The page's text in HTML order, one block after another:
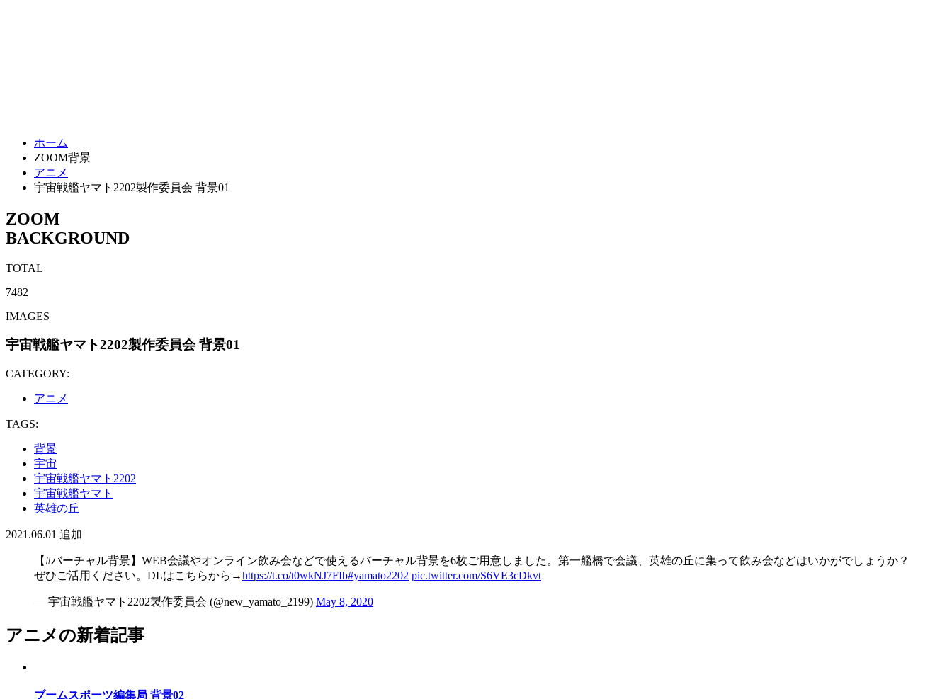
ホーム
ZOOM背景
アニメ
宇宙戦艦ヤマト2202製作委員会 背景01
ZOOM
BACKGROUND
TOTAL
7482
IMAGES
宇宙戦艦ヤマト2202製作委員会 背景01
CATEGORY:
アニメ
TAGS:
背景
宇宙
宇宙戦艦ヤマト2202
宇宙戦艦ヤマト
英雄の丘
2021.06.01 追加
【#バーチャル背景】WEB会議やオンライン飲み会などで使えるバーチャル背景を6枚ご用意しました。第一艦橋で会議、英雄の丘に集って飲み会などはいかがでしょうか？
ぜひご活用ください。DLはこちらから→https://t.co/t0wkNJ7FIb#yamato2202 pic.twitter.com/S6VE3cDkvt
— 宇宙戦艦ヤマト2202製作委員会 (@new_yamato_2199) May 8, 2020
アニメの新着記事
ブームスポーツ編集局 背景02